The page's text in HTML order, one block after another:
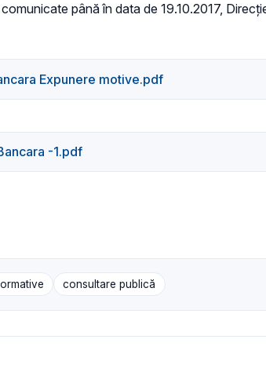
până în data de 19.10.2017,
Expunere motive.pdf
-1.pdf
consultare publică